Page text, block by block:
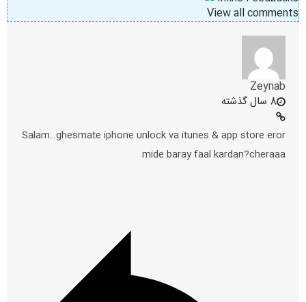
View all comments
Zeynab
8 سال گذشته
Salam…ghesmate iphone unlock va itunes & app store eror
mide baray faal kardan?cheraaa